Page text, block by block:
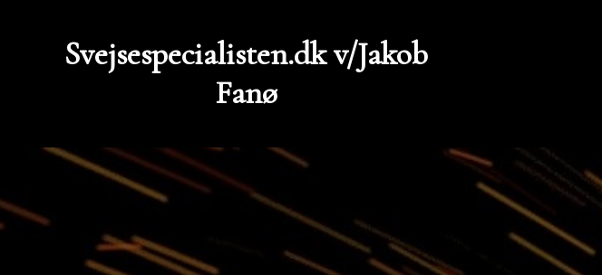
Svejsespecialisten.dk v/Jakob
Fanø